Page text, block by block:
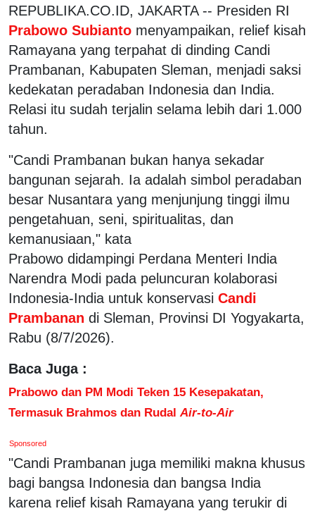
REPUBLIKA.CO.ID, JAKARTA -- Presiden RI
Prabowo Subianto menyampaikan, relief kisah
Ramayana yang terpahat di dinding Candi
Prambanan, Kabupaten Sleman, menjadi saksi
kedekatan peradaban Indonesia dan India.
Relasi itu sudah terjalin selama lebih dari 1.000
tahun.
"Candi Prambanan bukan hanya sekadar
bangunan sejarah. Ia adalah simbol peradaban
besar Nusantara yang menjunjung tinggi ilmu
pengetahuan, seni, spiritualitas, dan
kemanusiaan," kata
Prabowo didampingi Perdana Menteri India
Narendra Modi pada peluncuran kolaborasi
Indonesia-India untuk konservasi Candi
Prambanan di Sleman, Provinsi DI Yogyakarta,
Rabu (8/7/2026).
Baca Juga :
Prabowo dan PM Modi Teken 15 Kesepakatan,
Termasuk Brahmos dan Rudal Air-to-Air
Sponsored
"Candi Prambanan juga memiliki makna khusus
bagi bangsa Indonesia dan bangsa India
karena relief kisah Ramayana yang terukir di